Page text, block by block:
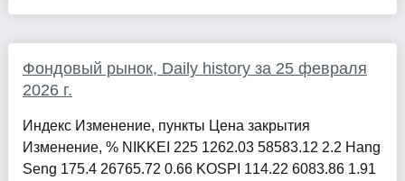
Фондовый рынок, Daily history за 25 февраля
2026 г.
Индекс Изменение, пункты Цена закрытия
Изменение, % NIKKEI 225 1262.03 58583.12 2.2 Hang
Seng 175.4 26765.72 0.66 KOSPI 114.22 6083.86 1.91